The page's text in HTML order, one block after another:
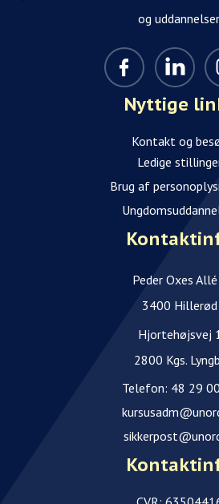
og
Nyttige
Kontakt og
Ledige
Brug af
Peder Oxes
3400 Hillerød
Hjortehøjsvej
2800 Kgs.
Telefon: 48 29